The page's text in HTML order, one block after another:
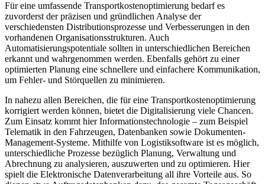
Für eine umfassende Transportkostenoptimierung bedarf es
zuvorderst der präzisen und gründlichen Analyse der
verschiedensten Distributionsprozesse und Verbesserungen in den
vorhandenen Organisationsstrukturen. Auch
Automatisierungspotentiale sollten in unterschiedlichen Bereichen
erkannt und wahrgenommen werden. Ebenfalls gehört zu einer
optimierten Planung eine schnellere und einfachere Kommunikation,
um Fehler- und Störquellen zu minimieren.
In nahezu allen Bereichen, die für eine Transportkostenoptimierung
korrigiert werden können, bietet die Digitalisierung viele Chancen.
Zum Einsatz kommt hier Informationstechnologie – zum Beispiel
Telematik in den Fahrzeugen, Datenbanken sowie Dokumenten-
Management-Systeme. Mithilfe von Logistiksoftware ist es möglich,
unterschiedliche Prozesse bezüglich Planung, Verwaltung und
Abrechnung zu analysieren, auszuwerten und zu optimieren. Hier
spielt die Elektronische Datenverarbeitung all ihre Vorteile aus. So